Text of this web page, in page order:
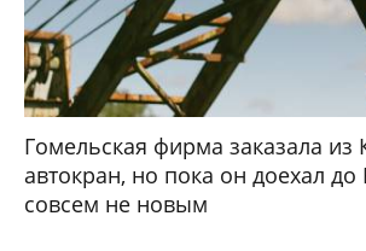
Гомельская фирма заказала из
автокран, но пока он доехал до
совсем не новым